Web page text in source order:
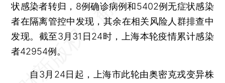
状感染者转归，8例确诊病例和5402例无症状感染
者在隔离管控中发现，其余在相关风险人群排查中
发现。截至3月31日24时，上海本轮疫情累计感染
者42954例。
自3月24日起，上海市此轮由奥密克戎变异株